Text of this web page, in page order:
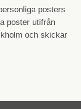
posters
poster utifrån
och skickar